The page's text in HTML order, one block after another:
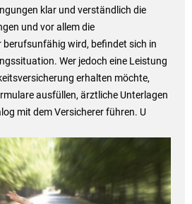
klar und verständlich die
und vor allem die
berufsunfähig wird, befindet sich in
Wer jedoch eine Leistung
erhalten möchte,
ausfüllen, ärztliche Unterlagen
mit dem Versicherer führen. U